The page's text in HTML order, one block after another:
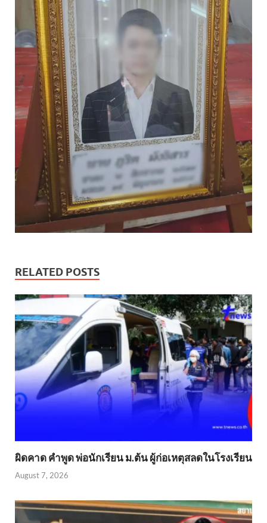
RELATED POSTS
ผิดคาด คำพูด พ่อนักเรียน ม.ต้น ผู้ก่อเหตุสลดในโรงเรียน
August 7, 2026